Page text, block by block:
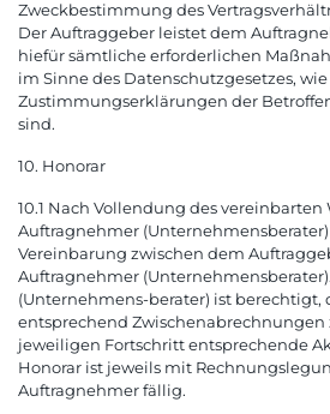
Zweckbestimmung des
Der Auftraggeber leistet dem
hiefür sämtliche erforderlichen
im Sinne des Datenschutzgesetzes,
Zustimmungserklärungen der
sind.
10. Honorar
10.1 Nach Vollendung des vereinbarten
Auftragnehmer
Vereinbarung zwischen dem
Auftragnehmer
(Unternehmens-berater) ist berechtigt,
entsprechend
jeweiligen Fortschritt entsprechende
Honorar ist jeweils mit
Auftragnehmer fällig.